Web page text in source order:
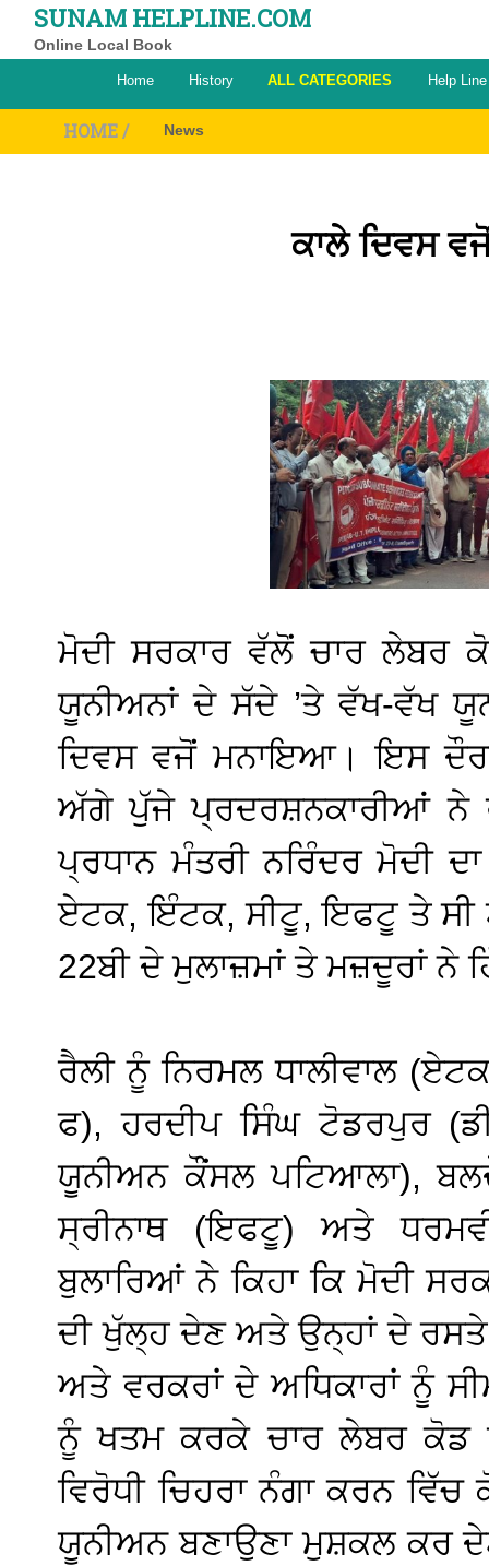
SUNAM HELPLINE.COM
Online Local Book
Home History ALL CATEGORIES Help
HOME / News
ਕਾਲੇ ਦਿਵਸ
ਮੋਦੀ ਸਰਕਾਰ ਵੱਲੋਂ ਚਾਰ ਲੇਬਰ
ਯੂਨੀਅਨਾਂ ਦੇ ਸੱਦੇ ’ਤੇ ਵੱਖ-ਵੱਖ
ਦਿਵਸ ਵਜੋਂ ਮਨਾਇਆ। ਇਸ
ਅੱਗੇ ਪੁੱਜੇ ਪ੍ਰਦਰਸ਼ਨਕਾਰੀਆਂ ਨੇ
ਪ੍ਰਧਾਨ ਮੰਤਰੀ ਨਰਿੰਦਰ ਮੋਦੀ
ਏਟਕ, ਇੰਟਕ, ਸੀਟੂ, ਇਫਟੂ ਤੇ ਸੀ
22ਬੀ ਦੇ ਮੁਲਾਜ਼ਮਾਂ ਤੇ ਮਜ਼ਦੂਰਾਂ ਨੇ
ਰੈਲੀ ਨੂੰ ਨਿਰਮਲ ਧਾਲੀਵਾਲ
ਫ), ਹਰਦੀਪ ਸਿੰਘ ਟੋਡਰਪੁਰ
ਯੂਨੀਅਨ ਕੌਂਸਲ ਪਟਿਆਲਾ),
ਸ੍ਰੀਨਾਥ (ਇਫਟੂ) ਅਤੇ
ਬੁਲਾਰਿਆਂ ਨੇ ਕਿਹਾ ਕਿ ਮੋਦੀ
ਦੀ ਖੁੱਲ੍ਹ ਦੇਣ ਅਤੇ ਉਨ੍ਹਾਂ ਦੇ
ਅਤੇ ਵਰਕਰਾਂ ਦੇ ਅਧਿਕਾਰਾਂ ਨੂੰ
ਨੂੰ ਖਤਮ ਕਰਕੇ ਚਾਰ ਲੇਬਰ ਕੋਡ
ਵਿਰੋਧੀ ਚਿਹਰਾ ਨੰਗਾ ਕਰਨ
ਯੂਨੀਅਨ ਬਣਾਉਣਾ ਮੁਸ਼ਕਲ ਕਰ